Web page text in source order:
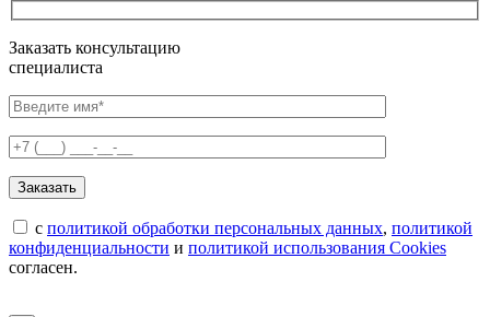
Заказать консультацию
специалиста
с политикой обработки персональных данных, политикой
конфиденциальности и политикой использования Cookies
согласен.